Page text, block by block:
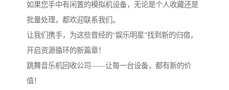
如果您手中有闲置的模拟机设备，无论是个人收藏还是
批量处理，都欢迎联系我们。
让我们携手，为这些曾经的“娱乐明星”找到新的归宿，
开启资源循环的新篇章！
跳舞音乐机回收公司——让每一台设备，都有新的价
值！